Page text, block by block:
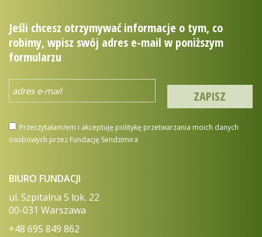
Jeśli chcesz otrzymywać informacje o tym, co
robimy, wpisz swój adres e-mail w poniższym
formularzu
Przeczytałam/em i akceptuję politykę przetwarzania moich danych
osobowych przez Fundację Sendzimira
BIURO FUNDACJI
ul. Szpitalna 5 lok. 22
00-031 Warszawa
+48 695 849 862